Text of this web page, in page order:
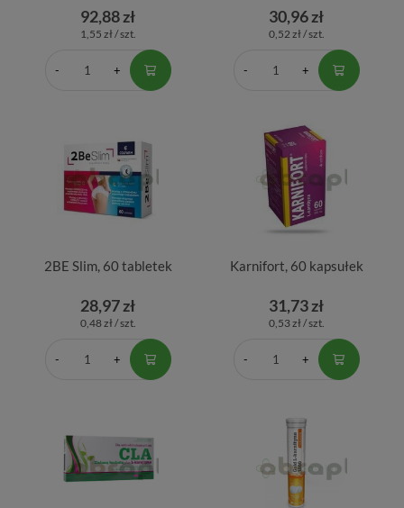
92,88 zł
1,55 zł / szt.
30,96 zł
0,52 zł / szt.
2BE Slim, 60 tabletek
28,97 zł
0,48 zł / szt.
Karnifort, 60 kapsułek
31,73 zł
0,53 zł / szt.